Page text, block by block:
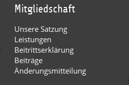
Mitgliedschaft
Unsere Satzung
Leistungen
Beitrittserklärung
Beiträge
Änderungsmitteilung